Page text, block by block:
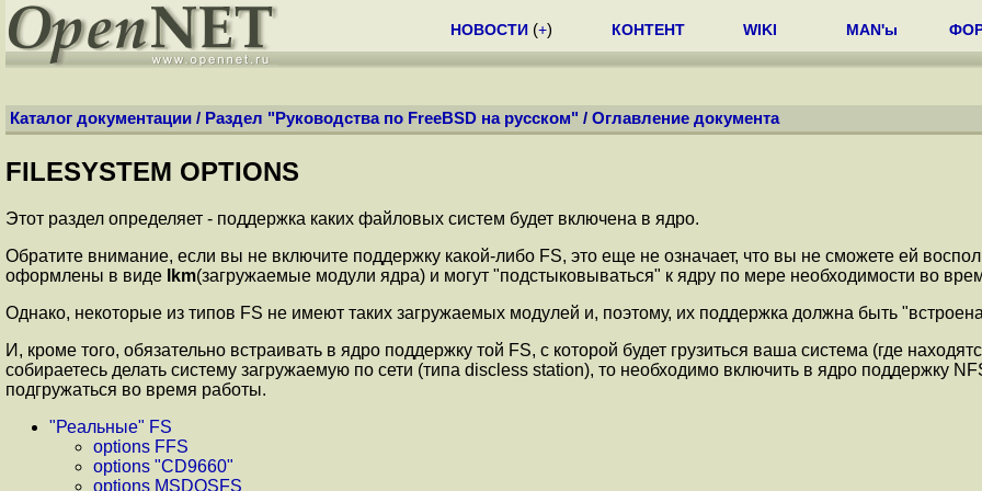
НОВОСТИ (+) КОНТЕНТ WIKI MAN'ы
Каталог документации / Раздел "Руководства по FreeBSD на русском" / Оглавление документа
FILESYSTEM OPTIONS
Этот раздел определяет - поддержка каких файловых систем будет включена в ядро.
Обратите внимание, если вы не включите поддержку какой-либо FS, это еще не означает, что вы не сможете ей
оформлены в виде
lkm(загружаемые модули ядра) и могут "подстыковываться" к ядру по мере необходимости во
Однако, некоторые из типов FS не имеют таких загружаемых модулей и, поэтому, их поддержка должна быть
И, кроме того, обязательно встраивать в ядро поддержку той FS, с которой будет грузиться ваша система (где
собираетесь делать систему загружаемую по сети (типа discless station), то необходимо включить в ядро поддержку
подгружаться во время работы.
"Реальные" FS
options FFS
options "CD9660"
options MSDOSFS